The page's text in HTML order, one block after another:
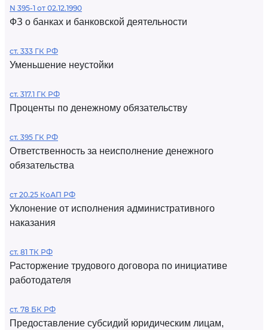
N 395-1 от 02.12.1990
ФЗ о банках и банковской деятельности
ст. 333 ГК РФ
Уменьшение неустойки
ст. 317.1 ГК РФ
Проценты по денежному обязательству
ст. 395 ГК РФ
Ответственность за неисполнение денежного
обязательства
ст 20.25 КоАП РФ
Уклонение от исполнения административного
наказания
ст. 81 ТК РФ
Расторжение трудового договора по инициативе
работодателя
ст. 78 БК РФ
Предоставление субсидий юридическим лицам,